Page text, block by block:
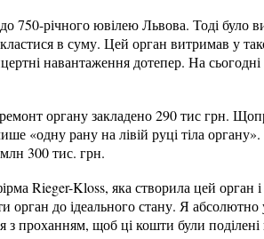
750-річного ювілею Львова. Тоді було
в суму. Цей орган витримав у
навантаження дотепер. На
органу закладено 290 тис грн.
«одну рану на лівій руці тіла органу».
млн 300 тис. грн.
Rieger-Kloss, яка створила цей орган
орган до ідеального стану. Я
з проханням, щоб ці кошти були